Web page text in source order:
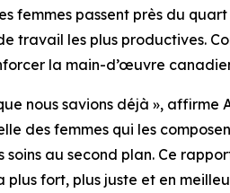
femmes passent près du
travail les plus productives.
la main-d’œuvre
nous savions déjà »,
des femmes qui les
au second plan. Ce
fort, plus juste et en